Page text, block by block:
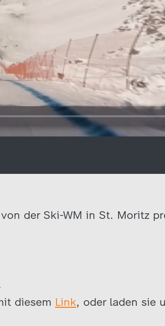
der Ski-WM in St. Moritz
diesem Link, oder laden sie